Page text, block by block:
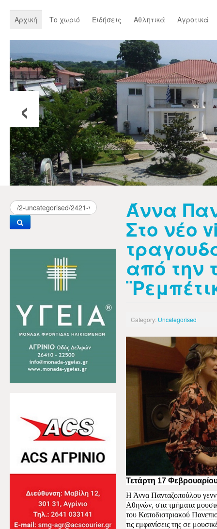
Αρχική Το χωριό Ειδήσεις Αθλητικά Αγροτικά
‹
Άννα
Στο νέο
από την
Category: Uncategorised
Τετάρτη 17
Η Άννα Πανταζοπούλου
Αθηνών, στα τμήματα
του Καποδιστριακού
τις εμφανίσεις της σε